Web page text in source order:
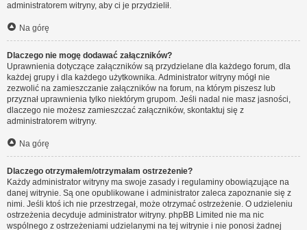
administratorem witryny, aby ci je przydzielił.
Na górę
Dlaczego nie mogę dodawać załączników?
Uprawnienia dotyczące załączników są przydzielane dla każdego forum, dla
każdej grupy i dla każdego użytkownika. Administrator witryny mógł nie
zezwolić na zamieszczanie załączników na forum, na którym piszesz lub
przyznał uprawnienia tylko niektórym grupom. Jeśli nadal nie masz jasności,
dlaczego nie możesz zamieszczać załączników, skontaktuj się z
administratorem witryny.
Na górę
Dlaczego otrzymałem/otrzymałam ostrzeżenie?
Każdy administrator witryny ma swoje zasady i regulaminy obowiązujące na
danej witrynie. Są one opublikowane i administrator zaleca zapoznanie się z
nimi. Jeśli ktoś ich nie przestrzegał, może otrzymać ostrzeżenie. O udzieleniu
ostrzeżenia decyduje administrator witryny. phpBB Limited nie ma nic
wspólnego z ostrzeżeniami udzielanymi na tej witrynie i nie ponosi żadnej